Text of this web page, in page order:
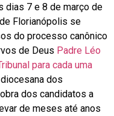
dias 7 e 8 de março de
Florianópolis se
do processo canônico
de Deus Padre Léo
para cada uma
dos
dos candidatos a
de meses até anos